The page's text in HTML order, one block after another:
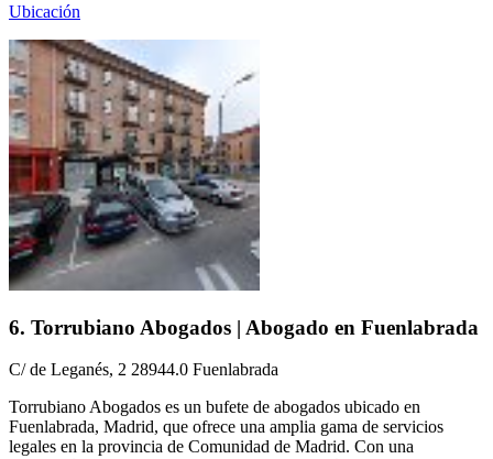
Ubicación
6. Torrubiano Abogados | Abogado en Fuenlabrada
C/ de Leganés, 2 28944.0 Fuenlabrada
Torrubiano Abogados es un bufete de abogados ubicado en
Fuenlabrada, Madrid, que ofrece una amplia gama de servicios
legales en la provincia de Comunidad de Madrid. Con una